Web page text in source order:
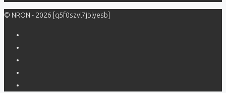
© NRON - 2026 [q5f0szvl7jblyesb]